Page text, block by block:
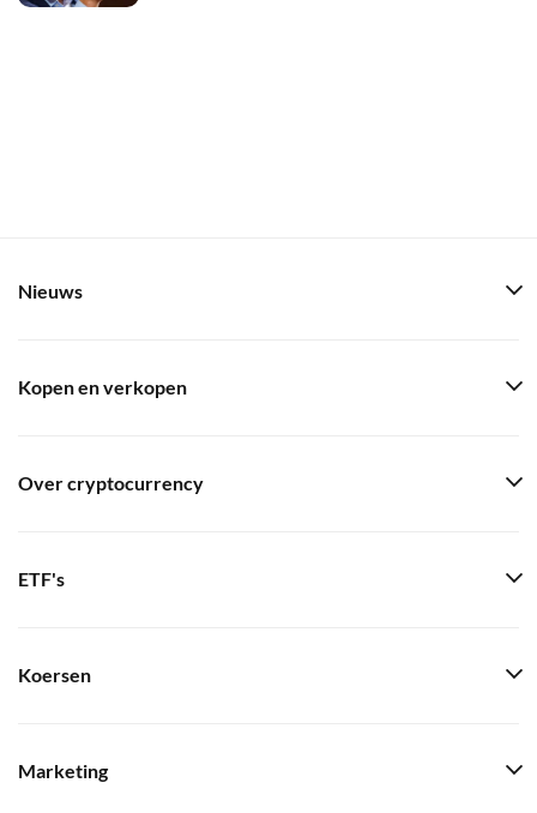
Nieuws
Kopen en verkopen
Over cryptocurrency
ETF's
Koersen
Marketing